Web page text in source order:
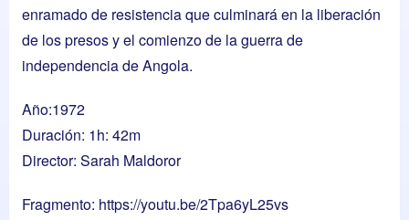
enramado de resistencia que culminará en la liberación
de los presos y el comienzo de la guerra de
independencia de Angola.
Año:1972
Duración: 1h: 42m
Director: Sarah Maldoror
Fragmento: https://youtu.be/2Tpa6yL25vs